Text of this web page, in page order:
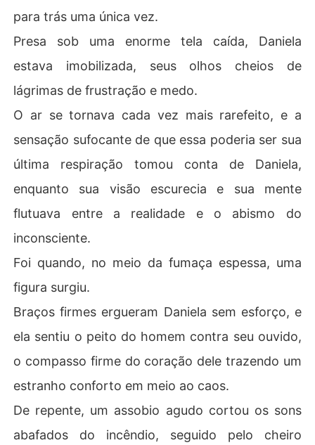
para trás uma única vez.
Presa sob uma enorme tela caída, Daniela
estava imobilizada, seus olhos cheios de
lágrimas de frustração e medo.
O ar se tornava cada vez mais rarefeito, e a
sensação sufocante de que essa poderia ser sua
última respiração tomou conta de Daniela,
enquanto sua visão escurecia e sua mente
flutuava entre a realidade e o abismo do
inconsciente.
Foi quando, no meio da fumaça espessa, uma
figura surgiu.
Braços firmes ergueram Daniela sem esforço, e
ela sentiu o peito do homem contra seu ouvido,
o compasso firme do coração dele trazendo um
estranho conforto em meio ao caos.
De repente, um assobio agudo cortou os sons
abafados do incêndio, seguido pelo cheiro